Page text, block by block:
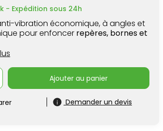
- Expédition sous 24h
vibration économique,à angles et
pour enfoncer repères, bornes et
ajouter au panier
Demander un devis